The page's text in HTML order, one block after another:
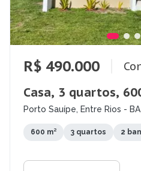
R$ 490.000
Casa, 3 quartos,
Porto Sauípe, Entre Rios - BA
600 m² 3 quartos 2